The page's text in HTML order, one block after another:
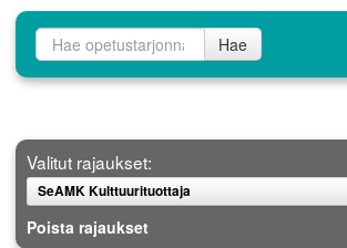
Hae
Valitut rajaukset:
SeAMK Kulttuurituottaja
Poista rajaukset